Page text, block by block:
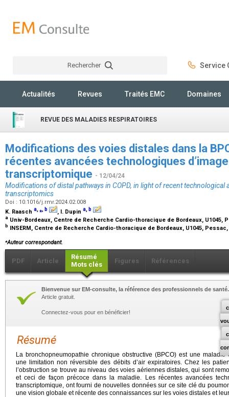
Rechercher Service
Actualités Revues Traités EMC Domaines
REVUE DES MALADIES RESPIRATOIRES
Modifications des voies distales dans la
récentes avancées technologiques
transcriptomique - 12/04/24
Modifications of distal pathways in COPD, in light of recent technological
transcriptomics
Doi : 10.1016/j.rmr.2024.02.008
K. Raasch a,⁎, b , I. Dupin a, b
a Univ-Bordeaux, Centre de Recherche Cardio-thoracique de Bordeaux, U1045,
b INSERM, Centre de Recherche Cardio-thoracique de Bordeaux, U1045,
⁎Auteur correspondant.
PDF Article
Résumé
Mots clés
Figures Références
Bienvenue sur EM-consulte, la référence des professionnels de santé.
Article gratuit.
Connectez-vous pour en bénéficier!
Résumé
La bronchopneumopathie chronique obstructive (BPCO) est une
une limitation non réversible des débits d’air expiratoires. Chez les
l’obstruction se trouve au niveau des voies aériennes distales, qui sont
et ceci de façon précoce dans la maladie. Les récentes avancées
transcriptomique, ont fourni de nouvelles données sur ce site clé du
une vision globale et récente des connaissances sur les voies distales et